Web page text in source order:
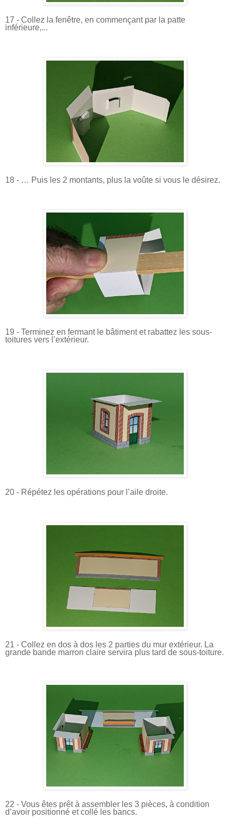
17 - Collez la fenêtre, en commençant par la patte
inférieure,...
18 - … Puis les 2 montants, plus la voûte si vous le désirez.
19 - Terminez en fermant le bâtiment et rabattez les sous-
toitures vers l’extérieur.
20 - Répétez les opérations pour l’aile droite.
21 - Collez en dos à dos les 2 parties du mur extérieur. La
grande bande marron claire servira plus tard de sous-toiture.
22 - Vous êtes prêt à assembler les 3 pièces, à condition
d’avoir positionné et collé les bancs.